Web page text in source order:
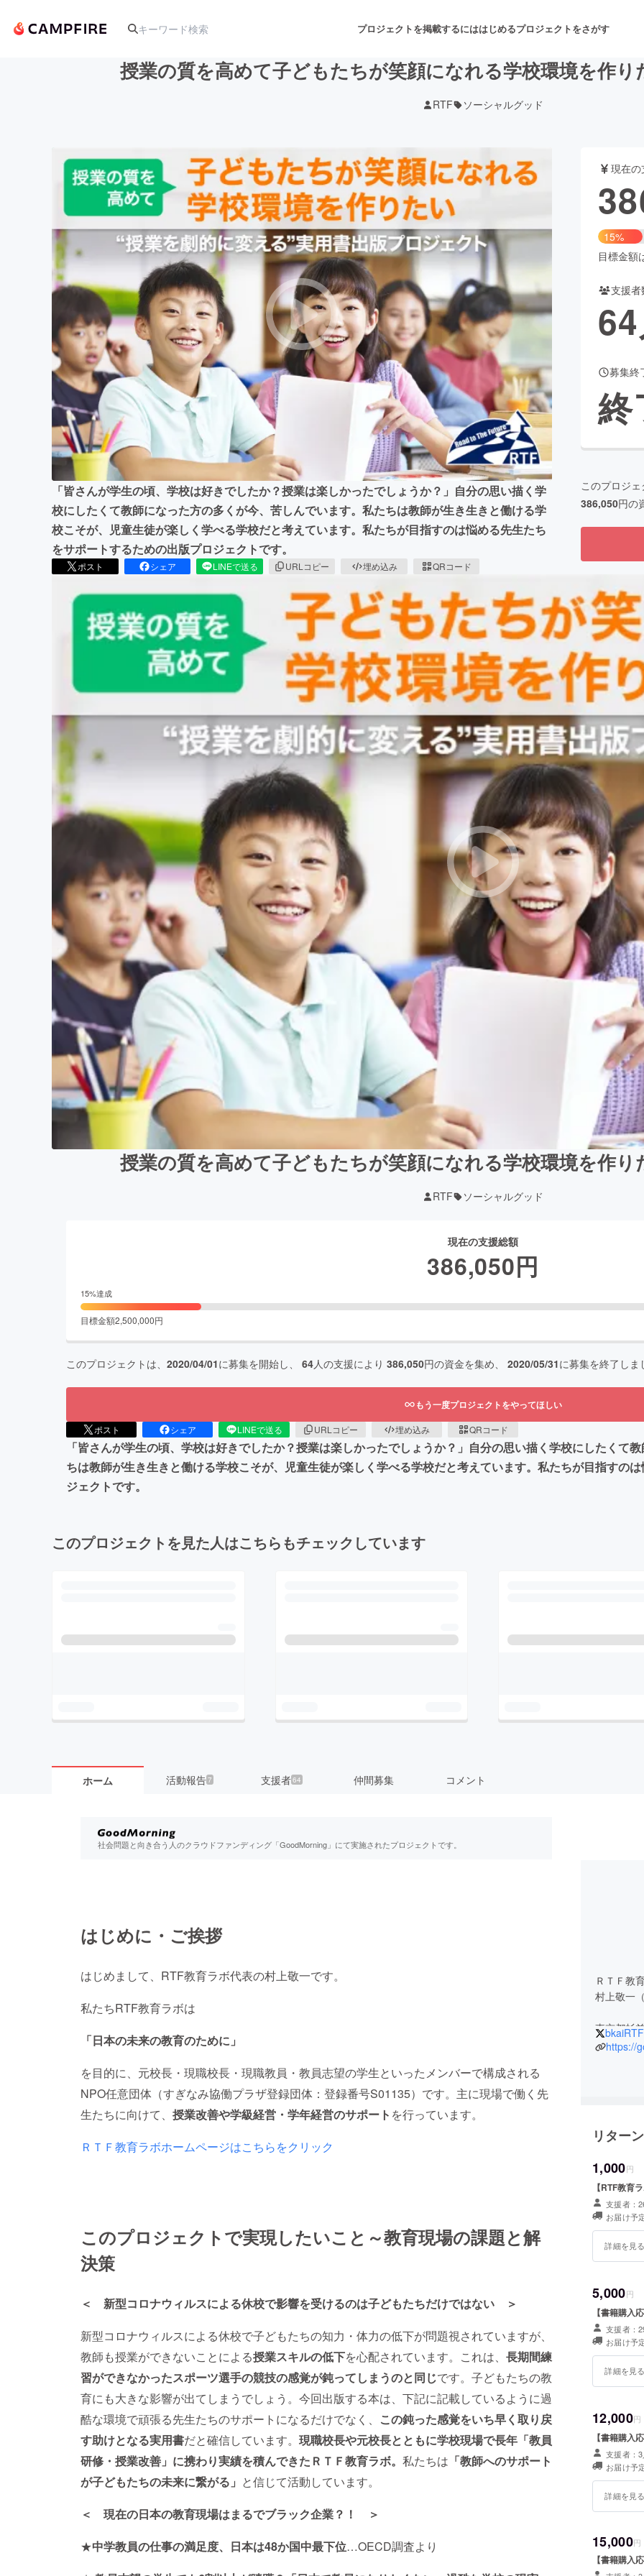
プロジェクトを掲載するにははじめるプロジェクトをさがす
アート・写真 音楽 舞台・パフォーマンス
テクノロジー・ガジェット ゲーム・サービス開発
映像・映画 書籍・雑誌出版
ビジネス・起業 チャレンジ ビューティー・ヘルスケ
まちづくり・地域活性化
CAMPFIRE for Social Good CAMPFIRE Creation
CAMPFIREふるさと納税 machi-yaコミュニティ
授業の質を高めて子どもたちが笑顔になれる学校環境を作
RTF ソーシャルグッド
「皆さんが学生の頃、学校は好きでしたか？授業は楽しかったでしょうか？」自分の思い描く学
校にしたくて教師になった方の多くが今、苦しんでいます。私たちは教師が生き生きと働ける学
校こそが、児童生徒が楽しく学べる学校だと考えています。私たちが目指すのは悩める先生たち
をサポートするための出版プロジェクトです。
ポスト シェア LINEで送る URLコピー 埋め込み QRコード
現在
15%
目標金額
支援者
64
募集終
終
このプロジ
386,050円の
授業の質を高めて子どもたちが笑顔になれる学校環境を作
RTF ソーシャルグッド
現在の支援総額
386,050円
15%達成
目標金額2,500,000円
このプロジェクトは、 2020/04/01に募集を開始し、 64人の支援により 386,050円の資金を集め、 2020/05/31に募集を終了しま
もう一度プロジェクトをやってほしい
ポスト シェア LINEで送る URLコピー 埋め込み QRコード
「皆さんが学生の頃、学校は好きでしたか？授業は楽しかったでしょうか？」自分の思い描く学校にしたくて
ちは教師が生き生きと働ける学校こそが、児童生徒が楽しく学べる学校だと考えています。私たちが目指すの
ジェクトです。
このプロジェクトを見た人はこちらもチェックしています
ホーム 活動報告7 支援者64 仲間募集 コメント
社会問題と向き合う人のクラウドファンディング「GoodMorning」にて実施されたプロジェクトです。
はじめに・ご挨拶
はじめまして、RTF教育ラボ代表の村上敬一です。
私たちRTF教育ラボは
「日本の未来の教育のために」
を目的に、元校長・現職校長・現職教員・教員志望の学生といったメンバーで構成される
NPO任意団体（すぎなみ協働プラザ登録団体：登録番号S01135）です。主に現場で働く先
生たちに向けて、 授業改善や学級経営・学年経営のサポート を行っています。
ＲＴＦ教育ラボホームページはこちらをクリック
このプロジェクトで実現したいこと～教育現場の課題と解
決策
＜ 新型コロナウィルスによる休校で影響を受けるのは子どもたちだけではない ＞
新型コロナウィルスによる休校で子どもたちの知力・体力の低下が問題視されていますが、
教師も授業ができないことによる授業スキルの低下を心配されています。これは、 長期間練
習ができなかったスポーツ選手の競技の感覚が鈍ってしまうのと同じです。子どもたちの教
育にも大きな影響が出てしまうでしょう。今回出版する本は、下記に記載しているように過
酷な環境で頑張る先生たちのサポートになるだけでなく、 この鈍った感覚をいち早く取り戻
す助けとなる実用書だと確信しています。 現職校長や元校長とともに学校現場で長年「教員
研修・授業改善」に携わり実績を積んできたＲＴＦ教育ラボ。 私たちは 「教師へのサポート
が子どもたちの未来に繋がる」 と信じて活動しています。
＜ 現在の日本の教育現場はまるでブラック企業？！ ＞
★中学教員の仕事の満足度、日本は48か国中最下位…OECD調査より
ＲＴＦ教
村上敬一
東京都杉
元福島県
の校内研
てセミナ
東京私学
をはじめ
研究授業
代田区
ネートを
院大学で
2010年度
望者も育
約4000の
bkaiRTF
https://
リター
1,000円
【RTF教育
支援者：
お届け予
詳細を見
5,000円
【書籍購入
支援者：
お届け予
詳細を見
12,000円
【書籍購入
支援者：
お届け予
詳細を見
15,000円
【書籍購入